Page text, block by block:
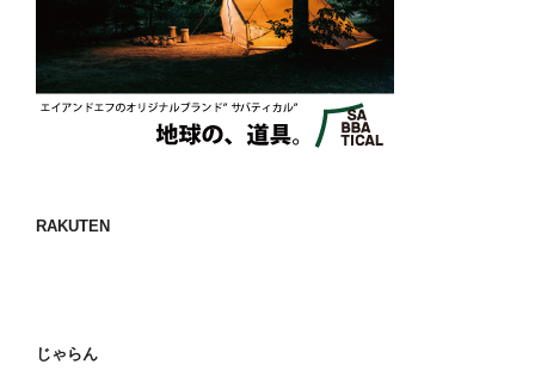
RAKUTEN